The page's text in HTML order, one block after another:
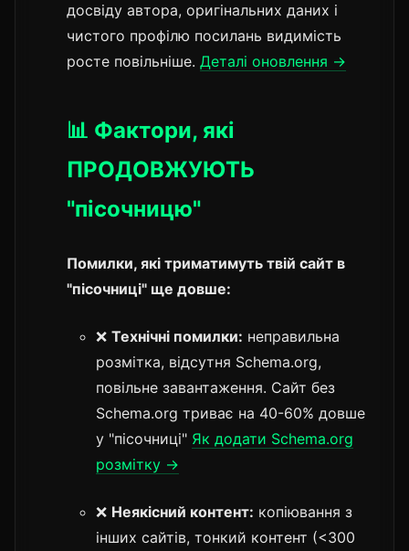
досвіду автора, оригінальних даних і
чистого профілю посилань видимість
росте повільніше. Деталі оновлення →
📊 Фактори, які
ПРОДОВЖУЮТЬ
"пісочницю"
Помилки, які триматимуть твій сайт в
"пісочниці" ще довше:
❌ Технічні помилки: неправильна
розмітка, відсутня Schema.org,
повільне завантаження. Сайт без
Schema.org триває на 40-60% довше
у "пісочниці" Як додати Schema.org
розмітку →
❌ Неякісний контент: копіювання з
інших сайтів, тонкий контент (<300